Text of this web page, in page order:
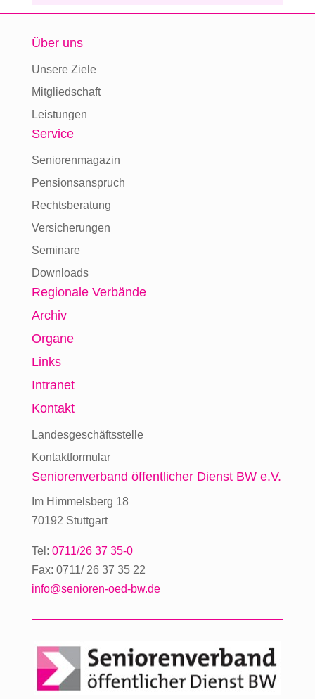
Über uns
Unsere Ziele
Mitgliedschaft
Leistungen
Service
Seniorenmagazin
Pensionsanspruch
Rechtsberatung
Versicherungen
Seminare
Downloads
Regionale Verbände
Archiv
Organe
Links
Intranet
Kontakt
Landesgeschäftsstelle
Kontaktformular
Seniorenverband öffentlicher Dienst BW e.V.
Im Himmelsberg 18
70192 Stuttgart
Tel: 0711/26 37 35-0
Fax: 0711/ 26 37 35 22
info@senioren-oed-bw.de